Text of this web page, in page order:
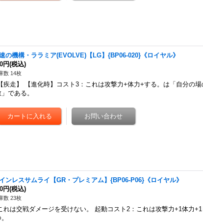
の機構・ララミア(EVOLVE)【LG】{BP06-020}《ロイヤル》
円(税込)
数 14枚
疾走】 【進化時】コスト3：これは攻撃力+体力+する。は「自分の
である。
ンレスサムライ【GR・プレミアム】{BP06-P06}《ロイヤル》
円(税込)
数 23枚
れは交戦ダメージを受けない。 起動コスト2：これは攻撃力+1体力